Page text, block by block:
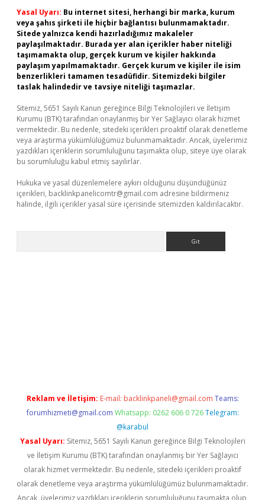
Yasal Uyarı: Bu internet sitesi, herhangi bir marka, kurum
veya şahıs şirketi ile hiçbir bağlantısı bulunmamaktadır.
Sitede yalnızca kendi hazırladığımız makaleler
paylaşılmaktadır. Burada yer alan içerikler haber niteliği
taşımamakta olup, gerçek kurum ve kişiler hakkında
paylaşım yapılmamaktadır. Gerçek kurum ve kişiler ile isim
benzerlikleri tamamen tesadüfidir. Sitemizdeki bilgiler
taslak halindedir ve tavsiye niteliği taşımazlar.
Sitemiz, 5651 Sayılı Kanun gereğince Bilgi Teknolojileri ve İletişim
Kurumu (BTK) tarafından onaylanmış bir Yer Sağlayıcı olarak hizmet
vermektedir. Bu nedenle, sitedeki içerikleri proaktif olarak denetleme
veya araştırma yükümlülüğümüz bulunmamaktadır. Ancak, üyelerimiz
yazdıkları içeriklerin sorumluluğunu taşımakta olup, siteye üye olarak
bu sorumluluğu kabul etmiş sayılırlar.
Hukuka ve yasal düzenlemelere aykırı olduğunu düşündüğünüz
içerikleri, backlinkpanelicomtr@gmail.com adresine bildirmeniz
halinde, ilgili içerikler yasal süre içerisinde sitemizden kaldırılacaktır.
Reklam ve İletişim: E-mail: backlinkpaneli@gmail.com Teams:
forumhizmeti@gmail.com Whatsapp: 0262 606 0 726 Telegram:
@karabul
Yasal Uyarı: Sitemiz, 5651 Sayılı Kanun gereğince Bilgi Teknolojileri
ve İletişim Kurumu (BTK) tarafından onaylanmış bir Yer Sağlayıcı
olarak hizmet vermektedir. Bu nedenle, sitedeki içerikleri proaktif
olarak denetleme veya araştırma yükümlülüğümüz bulunmamaktadır.
Ancak, üyelerimiz yazdıkları içeriklerin sorumluluğunu taşımakta olup,